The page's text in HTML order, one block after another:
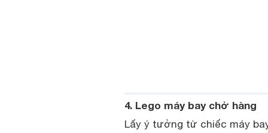
4. Lego máy bay chở hàng
Lấy ý tưởng từ chiếc máy